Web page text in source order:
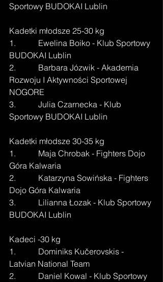
Sportowy BUDOKAI Lublin
Kadetki młodsze 25-30 kg
1.           Ewelina Boiko - Klub Sportowy
BUDOKAI Lublin
2.           Barbara Józwik - Akademia
Rozwoju I Aktywności Sportowej
NOGORE
3.           Julia Czarnecka - Klub
Sportowy BUDOKAI Lublin
Kadetki młodsze 30-35 kg
1.           Maja Chrobak - Fighters Dojo
Góra Kalwaria
2.           Katarzyna Sowińska - Fighters
Dojo Góra Kalwaria
3.           Lilianna Łozak - Klub Sportowy
BUDOKAI Lublin
Kadeci -30 kg
1.           Dominiks Kučerovskis -
Latvian National Team
2.           Daniel Kowal - Klub Sportowy